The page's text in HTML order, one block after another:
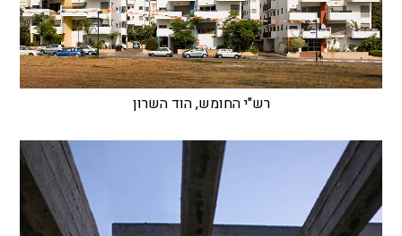
רש"י החומש, הוד השרון